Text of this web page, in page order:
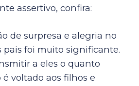
assertivo, confira:
de surpresa e alegria no
pais foi muito significante.
a eles o quanto
voltado aos filhos e